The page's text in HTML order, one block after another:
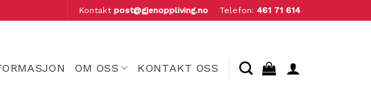
Kontaktpost@gjenoppliving.no Telefon: 461 71 614
OM OSS KONTAKT OSS